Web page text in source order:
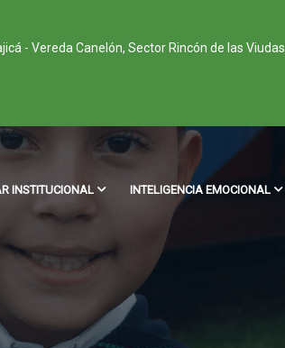
- Vereda Canelón, Sector Rincón de las Viudas
INSTITUCIONAL INTELIGENCIA EMOCIONAL